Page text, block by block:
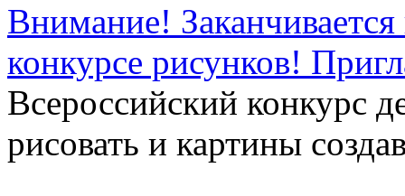
Внимание!
конкурсе рисунков!
Всероссийский конкурс
рисовать и картины